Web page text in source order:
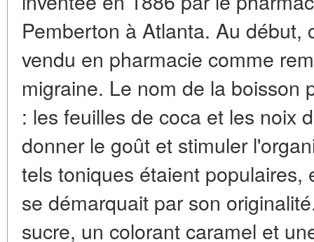
Pemberton à Atlanta. Au début,
vendu en pharmacie comme
migraine. Le nom de la boisson
: les feuilles de coca et les noix
donner le goût et stimuler
tels toniques étaient
se démarquait par son
sucre, un colorant caramel et